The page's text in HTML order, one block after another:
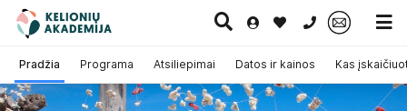
0 700 11007
Pradžia Programa Atsiliepimai Datos ir kainos Kas